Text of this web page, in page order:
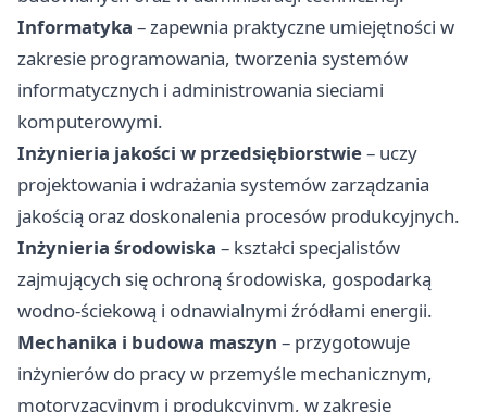
Informatyka – zapewnia praktyczne umiejętności w
zakresie programowania, tworzenia systemów
informatycznych i administrowania sieciami
komputerowymi.
Inżynieria jakości w przedsiębiorstwie– uczy
projektowania i wdrażania systemów zarządzania
jakością oraz doskonalenia procesów produkcyjnych.
Inżynieria środowiska – kształci specjalistów
zajmujących się ochroną środowiska, gospodarką
wodno-ściekową i odnawialnymi źródłami energii.
Mechanika i budowa maszyn – przygotowuje
inżynierów do pracy w przemyśle mechanicznym,
motoryzacyjnym i produkcyjnym, w zakresie